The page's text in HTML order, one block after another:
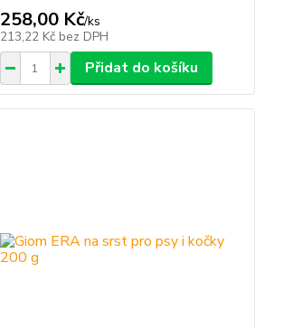
258,00 Kč/ks
213,22 Kč bez DPH
Přidat do košíku